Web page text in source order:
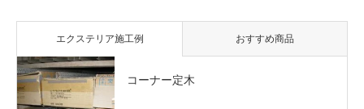
エクステリア施工例 おすすめ商品
コーナー定木